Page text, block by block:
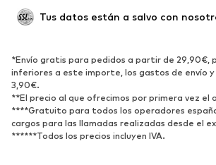
Reciclado
ZAPATOS
Nuevo
Zapatillas de deporte
Botines
Zapatos de tacón y plataforma Botas
Tus datos están a salvo con
*Envío gratis para pedidos a partir de 29,90€,
inferiores a este importe, los gastos de envío y
3,90€.
**El precio al que ofrecimos por primera vez el
****Gratuito para todos los operadores
cargos para las llamadas realizadas desde el
******Todos los precios incluyen IVA.